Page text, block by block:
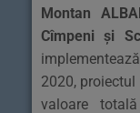
Montan
Cîmpeni și
2020, proiectul
valoare